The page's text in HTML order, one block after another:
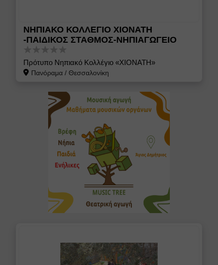
ΝΗΠΙΑΚΟ ΚΟΛΛΕΓΙΟ ΧΙΟΝΑΤΗ
-ΠΑΙΔΙΚΟΣ ΣΤΑΘΜΟΣ-ΝΗΠΙΑΓΩΓΕΙΟ
Πρότυπο Νηπιακό Κολλέγιο «ΧΙΟΝΑΤΗ»
Πανόραμα/ Θεσσαλονίκη